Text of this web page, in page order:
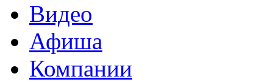
Видео
Афиша
Компании